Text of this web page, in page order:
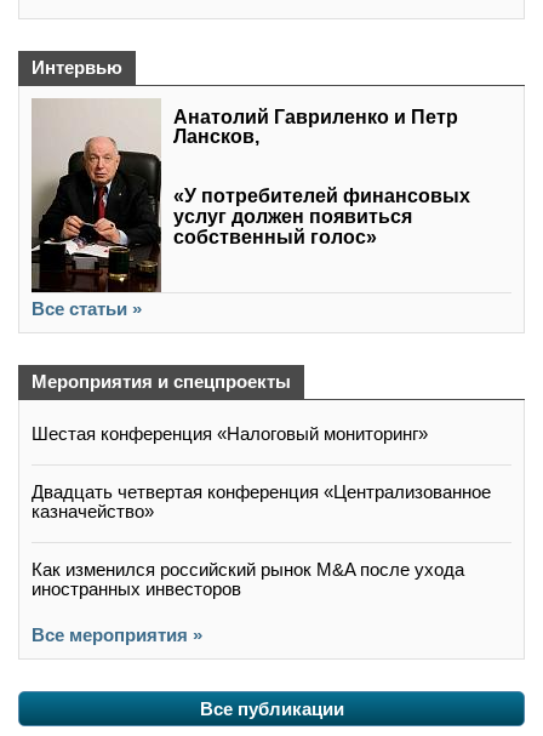
Интервью
Анатолий Гавриленко и Петр
Лансков,
«У потребителей финансовых
услуг должен появиться
собственный голос»
Все статьи »
Мероприятия и спецпроекты
Шестая конференция «Налоговый мониторинг»
Двадцать четвертая конференция «Централизованное
казначейство»
Как изменился российский рынок M&A после ухода
иностранных инвесторов
Все мероприятия »
Все публикации